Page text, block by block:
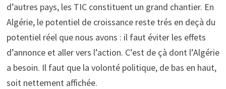
d’autres pays, les TIC constituent un grand chantier. En
Algérie, le potentiel de croissance reste trés en deçà du
potentiel réel que nous avons : il faut éviter les effets
d’annonce et aller vers l’action. C’est de çà dont l’Algérie
a besoin. Il faut que la volonté politique, de bas en haut,
soit nettement affichée.